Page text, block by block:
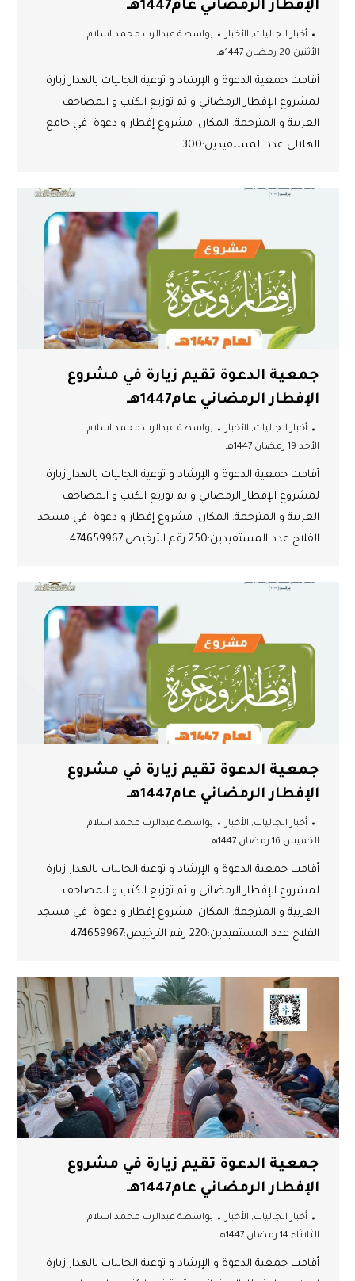
الإفطار الرمضاني عام1447هـ
أخبار الجاليات, الأخبار بواسطة عبدالرب محمد اسلام
الأثنين 20 رمضان 1447هـ
أقامت جمعية الدعوة و الإرشاد و توعية الجاليات بالهدار زيارة
لمشروع الإفطار الرمضاني و تم توزيع الكتب و المصاحف
العربية و المترجمة. المكان: مشروع إفطار و دعوة في جامع
الهلالي عدد المستفيدين:300
جمعية الدعوة تقيم زيارة في مشروع
الإفطار الرمضاني عام1447هـ
أخبار الجاليات, الأخبار بواسطة عبدالرب محمد اسلام
الأحد 19 رمضان 1447هـ
أقامت جمعية الدعوة و الإرشاد و توعية الجاليات بالهدار زيارة
لمشروع الإفطار الرمضاني و تم توزيع الكتب و المصاحف
العربية و المترجمة. المكان: مشروع إفطار و دعوة في مسجد
الفلاح عدد المستفيدين:250 رقم الترخيص:474659967
جمعية الدعوة تقيم زيارة في مشروع
الإفطار الرمضاني عام1447هـ
أخبار الجاليات, الأخبار بواسطة عبدالرب محمد اسلام
الخميس 16 رمضان 1447هـ
أقامت جمعية الدعوة و الإرشاد و توعية الجاليات بالهدار زيارة
لمشروع الإفطار الرمضاني و تم توزيع الكتب و المصاحف
العربية و المترجمة. المكان: مشروع إفطار و دعوة في مسجد
الفلاح عدد المستفيدين:220 رقم الترخيص:474659967
جمعية الدعوة تقيم زيارة في مشروع
الإفطار الرمضاني عام1447هـ
أخبار الجاليات, الأخبار بواسطة عبدالرب محمد اسلام
الثلاثاء 14 رمضان 1447هـ
أقامت جمعية الدعوة و الإرشاد و توعية الجاليات بالهدار زيارة